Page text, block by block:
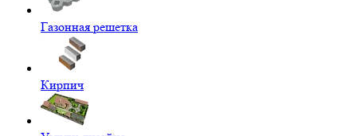
Газонная решетка
Кирпич